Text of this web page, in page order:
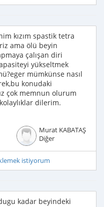
kızım spastik tetra
ama ölü beyin
çalışan diri
yükseltmek
mümkünse nasıl
konudaki
çok memnun olurum
dilerim.
Murat KABATAŞ
Diğer
istiyorum
kadar beyindeki